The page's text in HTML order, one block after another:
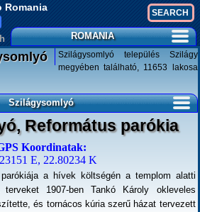
Romania
ROMANIA
Szilágysomlyó település Szilágy
megyében található, 11653 lakosa
Szilágysomlyó
Református parókia
Koordinatak:
E, 22.80234 K
a hívek költségén a templom alatti
1907-ben Tankó Károly okleveles
és tornácos kúria szerű házat tervezett